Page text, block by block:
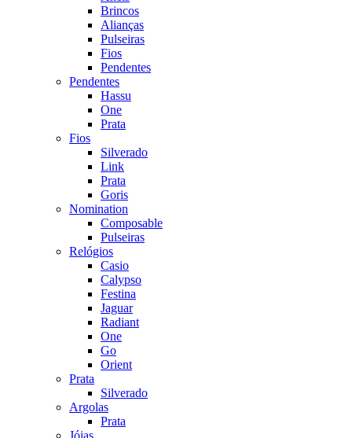
Brincos
Alianças
Pulseiras
Fios
Pendentes
Pendentes
Hassu
One
Prata
Fios
Silverado
Link
Prata
Goris
Nomination
Composable
Pulseiras
Relógios
Casio
Calypso
Festina
Jaguar
Radiant
One
Go
Orient
Prata
Silverado
Argolas
Prata
Jóias